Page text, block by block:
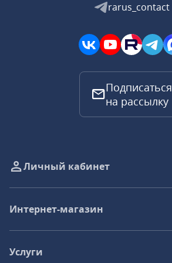
rarus_contact
Подписаться
на рассылку
Личный кабинет
Интернет-магазин
Услуги